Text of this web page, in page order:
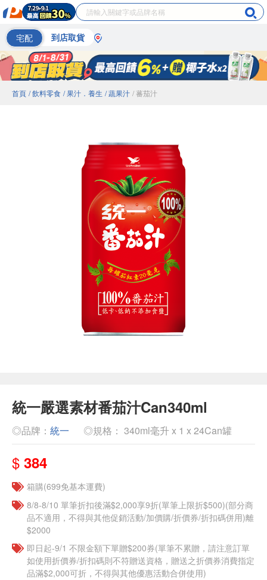
宅配 到店取貨
首頁 / 飲料零食 / 果汁．養生 / 蔬果汁 / 蕃茄汁
統一嚴選素材番茄汁Can340ml
◎品牌： 統一 ◎規格： 340ml毫升 x 1 x 24Can罐
$ 384
箱購(699免基本運費)
8/8-8/10 單筆折扣後滿$2,000享9折(單筆上限折$500)(部分商
品不適用，不得與其他促銷活動/加價購/折價券/折扣碼併用)離
$2000
即日起-9/1 不限金額下單贈$200券(單筆不累贈，請注意訂單
如使用折價券/折扣碼則不符贈送資格，贈送之折價券消費指定
品滿$2,000可折，不得與其他優惠活動合併使用)